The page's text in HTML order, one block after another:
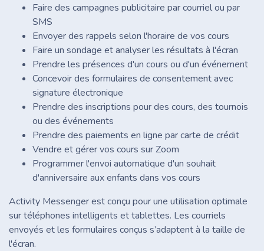
Faire des campagnes publicitaire par courriel ou par
SMS
Envoyer des rappels selon l'horaire de vos cours
Faire un sondage et analyser les résultats à l'écran
Prendre les présences d'un cours ou d'un événement
Concevoir des formulaires de consentement avec
signature électronique
Prendre des inscriptions pour des cours, des tournois
ou des événements
Prendre des paiements en ligne par carte de crédit
Vendre et gérer vos cours sur Zoom
Programmer l'envoi automatique d'un souhait
d'anniversaire aux enfants dans vos cours
Activity Messenger est conçu pour une utilisation optimale
sur téléphones intelligents et tablettes. Les courriels
envoyés et les formulaires conçus s’adaptent à la taille de
l'écran.